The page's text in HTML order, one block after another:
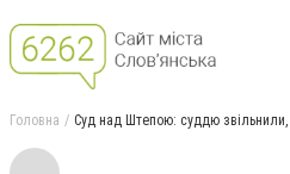
Головна Суд над Штепою: суддю звільнили,